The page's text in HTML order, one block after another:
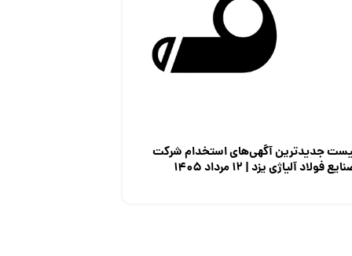
جدیدترین آگهی‌های استخدام شرکت
فولاد آلیاژی یزد | ۱۲ مرداد ۱۴۰۵